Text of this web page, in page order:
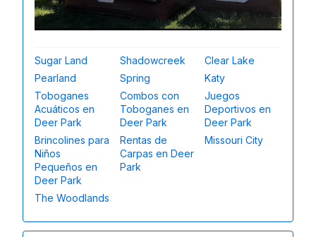
Sugar Land Shadowcreek
Clear Lake
Pearland
Spring
Katy
Toboganes
Acuáticos en
Deer Park
Combos con
Toboganes en
Deer Park
Juegos
Deportivos en
Deer Park
Brincolines para
Niños
Pequeños en
Deer Park
Rentas de
Carpas en Deer
Park
Missouri City
The Woodlands